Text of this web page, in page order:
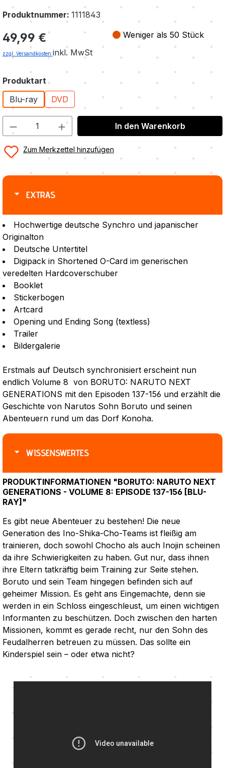
Produktnummer: 1111843
Regulärer Preis:
49,99 €
zzgl. Versandkosten inkl. MwSt
Weniger als 50 Stück
Produktartauswählen
Blu-ray
DVD
In den Warenkorb
Zum Merkzettel hinzufügen
EXTRAS
Hochwertige deutsche Synchro und japanischer
Originalton
Deutsche Untertitel
Digipack in Shortened O-Card im generischen
veredelten Hardcoverschuber
Booklet
Stickerbogen
Artcard
Opening und Ending Song (textless)
Trailer
Bildergalerie
Erstmals auf Deutsch synchronisiert erscheint nun
endlich Volume 8 von BORUTO: NARUTO NEXT
GENERATIONS mit den Episoden 137-156 und erzählt die
Geschichte von Narutos Sohn Boruto und seinen
Abenteuern rund um das Dorf Konoha.
WISSENSWERTES
PRODUKTINFORMATIONEN "BORUTO: NARUTO NEXT
GENERATIONS - VOLUME 8: EPISODE 137-156 [BLU-
RAY]"
Es gibt neue Abenteuer zu bestehen! Die neue
Generation des Ino-Shika-Cho-Teams ist fleißig am
trainieren, doch sowohl Chocho als auch Inojin scheinen
da ihre Schwierigkeiten zu haben. Gut nur, dass ihnen
ihre Eltern tatkräftig beim Training zur Seite stehen.
Boruto und sein Team hingegen befinden sich auf
geheimer Mission. Es geht ans Eingemachte, denn sie
werden in ein Schloss eingeschleust, um einen wichtigen
Informanten zu beschützen. Doch zwischen den harten
Missionen, kommt es gerade recht, nur den Sohn des
Feudalherren betreuen zu müssen. Das sollte ein
Kinderspiel sein – oder etwa nicht?